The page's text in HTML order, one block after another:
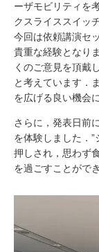
ーザモビリティを
クスライススイッ
今回は依頼講演セ
貴重な経験となり
くのご意見を頂戴
と考えています．
を広げる良い機会
さらに，発表日前
を体験しました．”
押しされ，思わず
を過ごすことがで